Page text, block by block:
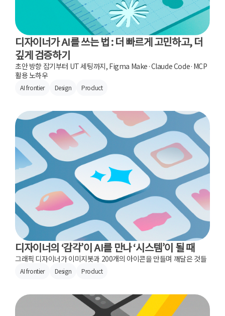
디자이너가 AI를 쓰는 법 : 더 빠르게 고민하고, 더
깊게 검증하기
초안 방향 잡기부터 UT 세팅까지, Figma Make·Claude Code·MCP
활용 노하우
AI frontier Design Product
디자이너의 ‘감각’이 AI를 만나 ‘시스템’이 될 때
그래픽 디자이너가 이미지봇과 200개의 아이콘을 만들며 깨달은 것들
AI frontier Design Product